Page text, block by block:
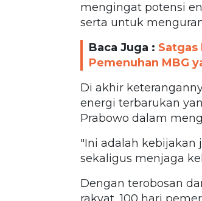
mengingat potensi
serta untuk
Baca Juga :
Pemenuhan MBG
Di akhir
energi terbarukan
Prabowo dalam
"Ini adalah kebijakan
sekaligus menjaga
Dengan terobosan